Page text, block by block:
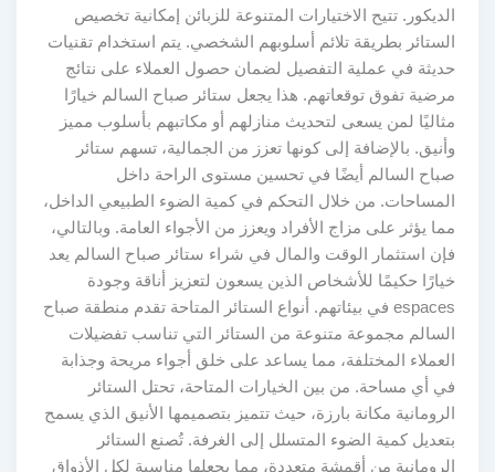
الديكور. تتيح الاختيارات المتنوعة للزبائن إمكانية تخصيص
الستائر بطريقة تلائم أسلوبهم الشخصي. يتم استخدام تقنيات
حديثة في عملية التفصيل لضمان حصول العملاء على نتائج
مرضية تفوق توقعاتهم. هذا يجعل ستائر صباح السالم خيارًا
مثاليًا لمن يسعى لتحديث منازلهم أو مكاتبهم بأسلوب مميز
وأنيق. بالإضافة إلى كونها تعزز من الجمالية، تسهم ستائر
صباح السالم أيضًا في تحسين مستوى الراحة داخل
المساحات. من خلال التحكم في كمية الضوء الطبيعي الداخل،
مما يؤثر على مزاج الأفراد ويعزز من الأجواء العامة. وبالتالي،
فإن استثمار الوقت والمال في شراء ستائر صباح السالم يعد
خيارًا حكيمًا للأشخاص الذين يسعون لتعزيز أناقة وجودة
espaces في بيئاتهم. أنواع الستائر المتاحة تقدم منطقة صباح
السالم مجموعة متنوعة من الستائر التي تناسب تفضيلات
العملاء المختلفة، مما يساعد على خلق أجواء مريحة وجذابة
في أي مساحة. من بين الخيارات المتاحة، تحتل الستائر
الرومانية مكانة بارزة، حيث تتميز بتصميمها الأنيق الذي يسمح
بتعديل كمية الضوء المتسلل إلى الغرفة. تُصنع الستائر
الرومانية من أقمشة متعددة، مما يجعلها مناسبة لكل الأذواق